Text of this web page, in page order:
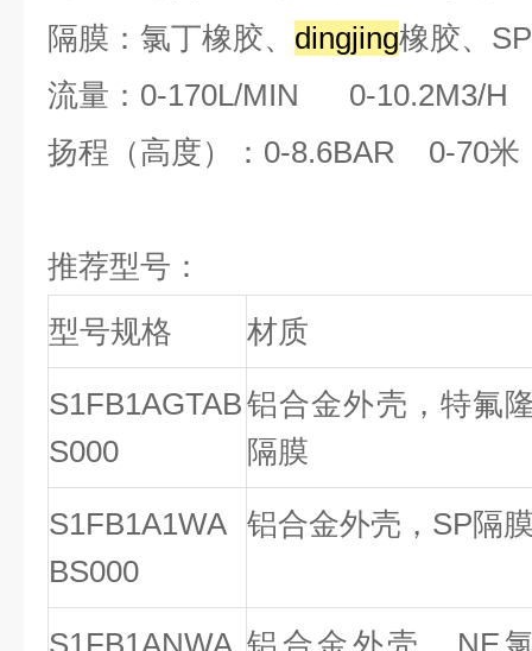
隔膜：氯丁橡胶、 dingjing橡胶、
流量：0-170L/MIN 0-10.2M3/H
扬程（高度）：0-8.6BAR 0-70米
推荐型号：
型号规格
材质
S1FB1AGTAB
S000
铝合金外壳，特氟
隔膜
S1FB1A1WA
BS000
铝合金外壳，SP隔
S1FB1ANWA 铝合金外壳，NE